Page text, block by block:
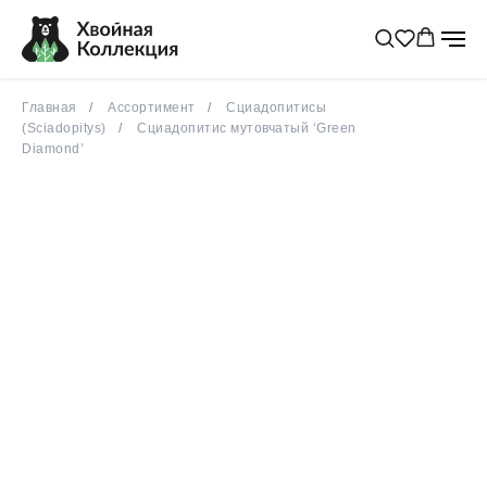
Главная Ассортимент
Сциадопитисы
(Sciadopitys)
Сциадопитис мутовчатый ‘Green
Diamond’
редкое весна 2026